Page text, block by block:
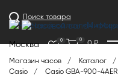
Поиск товара
Москва
0 0 0 ₽
Магазин часов Каталог
Casio
Casio GBA-900-4AER